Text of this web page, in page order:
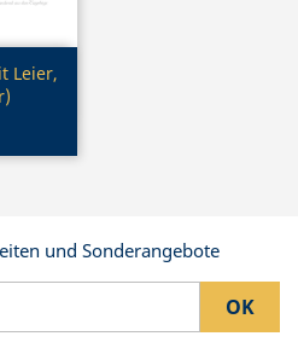
Leier,
und Sonderangebote